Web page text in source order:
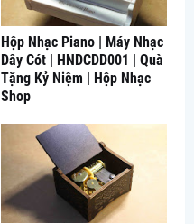
Hộp Nhạc Piano | Máy Nhạc
Dây Cót | HNDCDD001 | Quà
Tặng Kỷ Niệm | Hộp Nhạc
Shop